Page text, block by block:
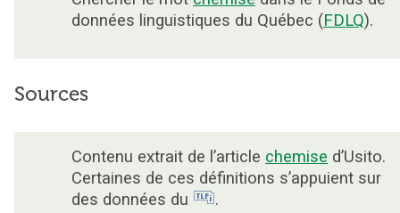
données linguistiques du Québec (FDLQ).
Sources
Contenu extrait de l’article chemise d’Usito.
Certaines de ces définitions s’appuient sur
des données du
.